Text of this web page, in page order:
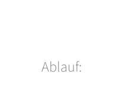
Ablauf: